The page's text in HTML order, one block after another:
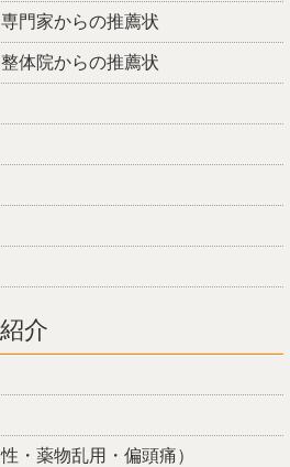
門家からの推薦状
体院からの推薦状
介
・薬物乱用・偏頭痛）